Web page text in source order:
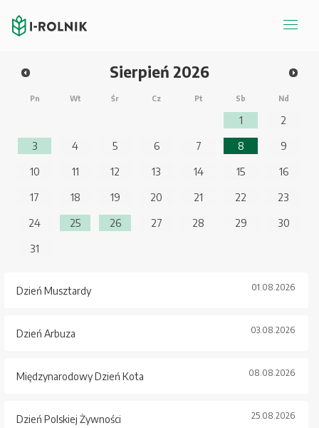
Sierpień 2026
Pn Wt Śr Cz Pt Sb Nd
1
2
3
4 5 6 7 8
9
10
11 12 13 14 15
16
17
18 19 20 21 22
23
24
25 26 27 28 29
30
31
Dzień Musztardy 01.08.2026
Dzień Arbuza 03.08.2026
Międzynarodowy Dzień Kota 08.08.2026
Dzień Polskiej Żywności 25.08.2026